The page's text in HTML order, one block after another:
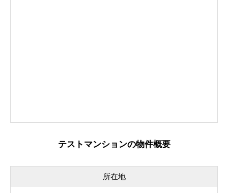
テストマンションの物件概要
所在地